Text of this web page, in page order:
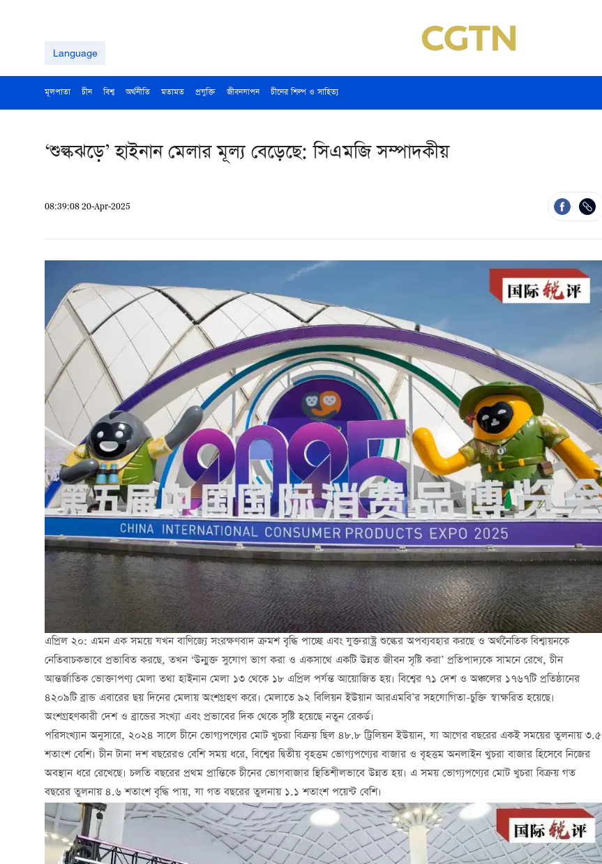
Language
মূলপাতা চীন বিশ্ব অর্থনীতি মতামত প্রযুক্তি জীবনযাপন চীনের শিল্প ও সাহিত্য
‘শুল্কঝড়ে’ হাইনান মেলার মূল্য বেড়েছে: সিএমজি সম্পাদকীয়
08:39:08 20-Apr-2025
এপ্রিল ২০: এমন এক সময়ে যখন বাণিজ্যে সংরক্ষণবাদ ক্রমশ বৃদ্ধি পাচ্ছে এবং যুক্তরাষ্ট্র শুল্কের অপব্যবহার করছে ও অর্থনৈতিক বিশ্বায়নকে
নেতিবাচকভাবে প্রভাবিত করছে, তখন ‘উন্মুক্ত সুযোগ ভাগ করা ও একসাথে একটি উন্নত জীবন সৃষ্টি করা’ প্রতিপাদ্যকে সামনে রেখে, চীন
আন্তর্জাতিক ভোক্তাপণ্য মেলা তথা হাইনান মেলা ১৩ থেকে ১৮ এপ্রিল পর্যন্ত আয়োজিত হয়। বিশ্বের ৭১ দেশ ও অঞ্চলের ১৭৬৭টি প্রতিষ্ঠানের
৪২০৯টি ব্রান্ড এবারের ছয় দিনের মেলায় অংশগ্রহণ করে। মেলাতে ৯২ বিলিয়ন ইউয়ান আরএমবি’র সহযোগিতা-চুক্তি স্বাক্ষরিত হয়েছে।
অংশগ্রহণকারী দেশ ও ব্রান্ডের সংখ্যা এবং প্রভাবের দিক থেকে সৃষ্টি হয়েছে নতুন রেকর্ড।
পরিসংখ্যান অনুসারে, ২০২৪ সালে চীনে ভোগ্যপণ্যের মোট খুচরা বিক্রয় ছিল ৪৮.৮ ট্রিলিয়ন ইউয়ান, যা আগের বছরের একই সময়ের তুলনায় ৩.৫
শতাংশ বেশি। চীন টানা দশ বছরেরও বেশি সময় ধরে, বিশ্বের দ্বিতীয় বৃহত্তম ভোগ্যপণ্যের বাজার ও বৃহত্তম অনলাইন খুচরা বাজার হিসেবে নিজের
অবস্থান ধরে রেখেছে। চলতি বছরের প্রথম প্রান্তিকে চীনের ভোগবাজার স্থিতিশীলভাবে উন্নত হয়। এ সময় ভোগ্যপণ্যের মোট খুচরা বিক্রয় গত
বছরের তুলনায় ৪.৬ শতাংশ বৃদ্ধি পায়, যা গত বছরের তুলনায় ১.১ শতাংশ পয়েন্ট বেশি।